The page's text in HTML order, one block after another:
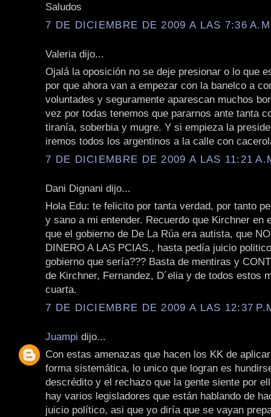
Saludos
7 DE DICIEMBRE DE 2009 A LAS 7:36
Valeria dijo...
Ojalá la oposición no se deje presionar o lo que
por que ahora van a empezar con la banelco a
voluntades y seguramente aparescan muchos
vez por todas tenemos que pararnos ante tanta
tiranía, soberbia y mugre. Y si empieza la
iremos todos los argentinos a la calle con
7 DE DICIEMBRE DE 2009 A LAS 11:21
Dani Dignani dijo...
Hola Edu: te felicito por tanta verdad, por tanto
y sano a mi entender. Recuerdo que Kirchner en
que el gobierno de De La Rúa era autista, que
DINERO A LAS PCIAS., hasta pedía juicio
gobierno que sería??? Basta de mentiras y
de Kirchner, Fernandez, D´elia y de todos estos
cuarta.
7 DE DICIEMBRE DE 2009 A LAS 12:37
Juampi dijo...
Con estas amenazas que hacen los KK de
forma sistemática, lo unico que logran es
descrédito y el rechazo que la gente siente por
hay varios legisladores que están hablando de
juicio político, asi que yo diría que se vayan